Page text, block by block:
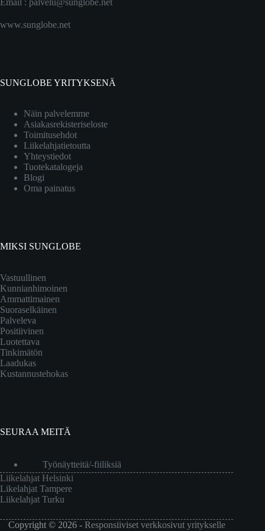
www.sunglobe.net
SUNGLOBE YRITYKSENÄ
Näin palvelemme
Asiakasrekisteriseloste
Toimitusehdot
Liikelahjatietoutta
Yhteystiedot
Tuotekatalogeja
Blogi
Oma painatus
MIKSI SUNGLOBE
Vastuullinen
Kunnianhimoinen
Ammattimainen
Suoraselkäinen
Palveleva
Positiivinen
Luotettava
Tinkimätön
Laadukas
Kustannustehokas
SEURAA MEITÄ
Työnäytteitä/-fiiliksiä
Liikelahjat Helsinki
Likelahjat Tampere
Liikelahjat Turku
Copyright © 2026 - Responsiiviset verkkosivut yritykselle